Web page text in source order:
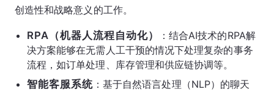
创造性和战略意义的工作。
RPA（机器人流程自动化）
：结合AI技术的RPA解
决方案能够在无需人工干预的情况下处理复杂的事务
流程，如订单处理、库存管理和供应链协调等。
智能客服系统：基于自然语言处理（NLP）的聊天